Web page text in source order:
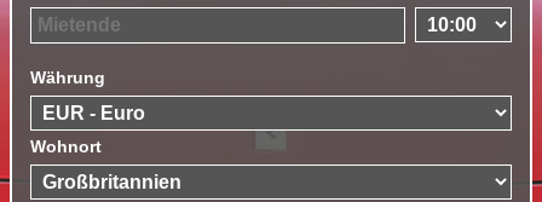
Währung
Wohnort